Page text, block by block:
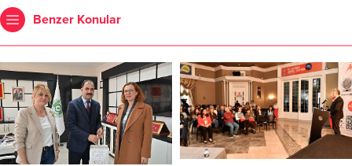
Benzer Konular